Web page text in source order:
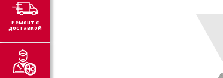
Ремонт с
доставкой